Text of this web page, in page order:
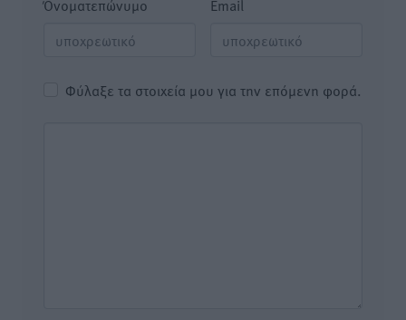
Όνοματεπώνυμο Email
Φύλαξε τα στοιχεία μου για την επόμενη φορά.